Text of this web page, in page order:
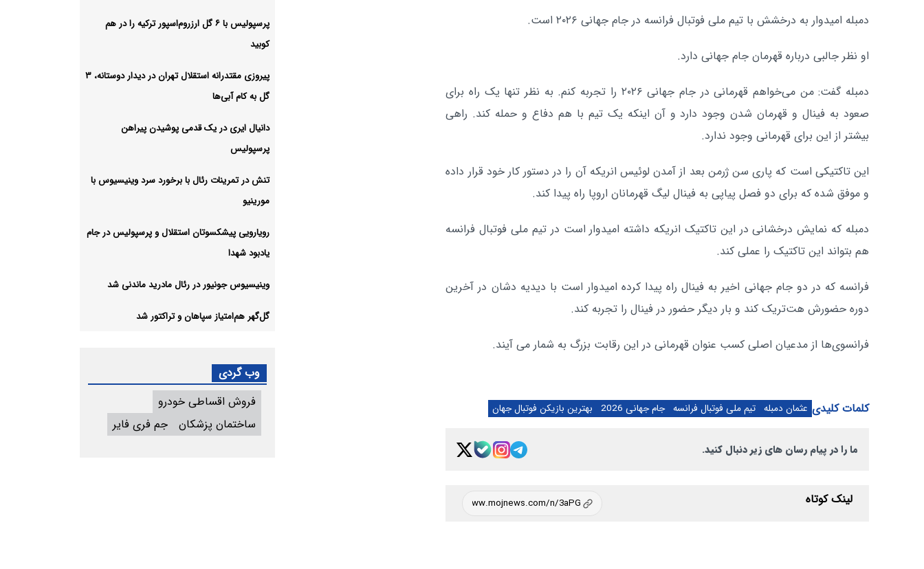
دمبله امیدوار به درخشش با تیم ملی فوتبال فرانسه در جام جهانی ۲۰۲۶ است.
او نظر جالبی درباره قهرمان جام جهانی دارد.
دمبله گفت: من می‌خواهم قهرمانی در جام جهانی ۲۰۲۶ را تجربه کنم. به نظر تنها یک راه برای
صعود به فینال و قهرمان شدن وجود دارد و آن اینکه یک تیم با هم دفاع و حمله کند. راهی
بیشتر از این برای قهرمانی وجود ندارد.
این تاکتیکی است که پاری سن ژرمن بعد از آمدن لوئیس انریکه آن را در دستور کار خود قرار داده
و موفق شده که برای دو فصل پیاپی به فینال لیگ قهرمانان اروپا راه پیدا کند.
دمبله که نمایش درخشانی در این تاکتیک انریکه داشته امیدوار است در تیم ملی فوتبال فرانسه
هم بتواند این تاکتیک را عملی کند.
فرانسه که در دو جام جهانی اخیر به فینال راه پیدا کرده امیدوار است با دیدیه دشان در آخرین
دوره حضورش هت‌تریک کند و بار دیگر حضور در فینال را تجربه کند.
فرانسوی‌ها از مدعیان اصلی کسب عنوان قهرمانی در این رقابت بزرگ به شمار می آیند.
کلمات کلیدی عثمان دمبله تیم ملی فوتبال فرانسه جام جهانی 2026 بهترین بازیکن فوتبال جهان
ما را در پیام رسان های زیر دنبال کنید.
لینک کوتاه
پرسپولیس با ۶ گل ارزروم‌اسپور ترکیه را در هم
کوبید
پیروزی مقتدرانه استقلال تهران در دیدار دوستانه، ۳
گل به کام آبی‌ها
دانیال ایری در یک قدمی پوشیدن پیراهن
پرسپولیس
تنش در تمرینات رئال با برخورد سرد وینیسیوس با
مورینیو
رویارویی پیشکسوتان استقلال و پرسپولیس در جام
یادبود شهدا
وینیسیوس جونیور در رئال مادرید ماندنی شد
گل‌گهر هم‌امتیاز سپاهان و تراکتور شد
وب گردی
فروش اقساطی خودرو
ساختمان پزشکان
جم فری فایر